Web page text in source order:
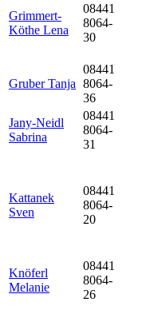
Grimmert-
Köthe Lena
08441
8064-
30
Gruber Tanja
08441
8064-
36
Jany-Neidl
Sabrina
08441
8064-
31
Kattanek
Sven
08441
8064-
20
Knöferl
Melanie
08441
8064-
26